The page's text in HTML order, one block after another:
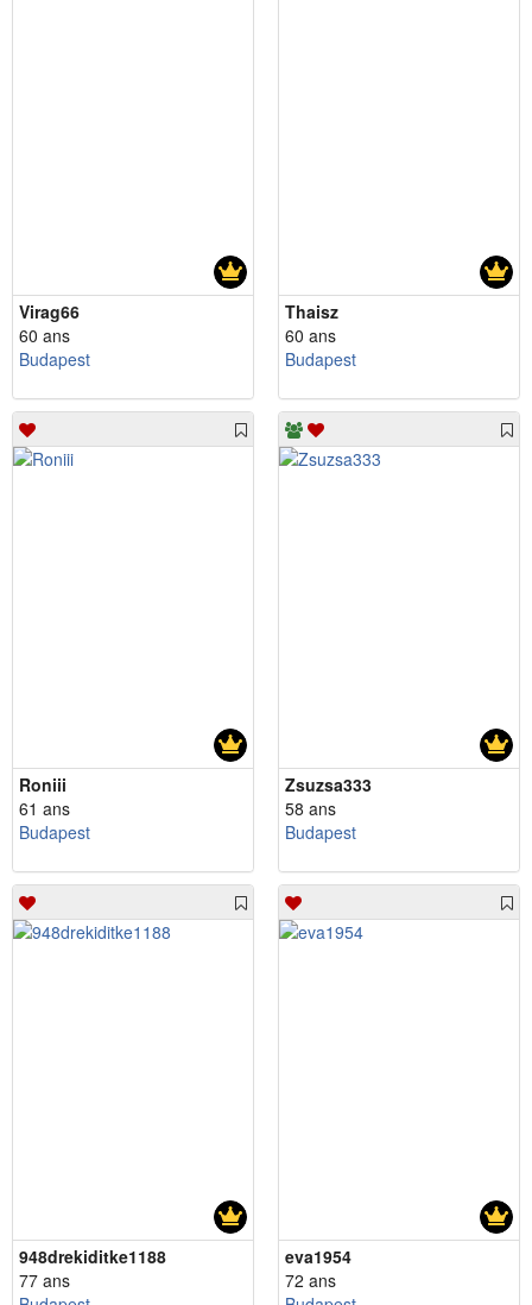
Virag66
60 ans
Budapest
Thaisz
60 ans
Budapest
Roniii
61 ans
Budapest
Zsuzsa333
58 ans
Budapest
948drekiditke1188
77 ans
eva1954
72 ans